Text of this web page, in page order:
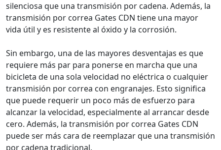
silenciosa que una transmisión por cadena. Además, la
transmisión por correa Gates CDN tiene una mayor
vida útil y es resistente al óxido y la corrosión.
Sin embargo, una de las mayores desventajas es que
requiere más par para ponerse en marcha que una
bicicleta de una sola velocidad no eléctrica o cualquier
transmisión por correa con engranajes. Esto significa
que puede requerir un poco más de esfuerzo para
alcanzar la velocidad, especialmente al arrancar desde
cero. Además, la transmisión por correa Gates CDN
puede ser más cara de reemplazar que una transmisión
por cadena tradicional.